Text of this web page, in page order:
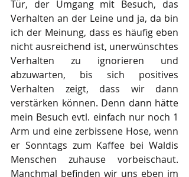
Tür, der Umgang mit Besuch, das
Verhalten an der Leine und ja, da bin
ich der Meinung, dass es häufig eben
nicht ausreichend ist, unerwünschtes
Verhalten zu ignorieren und
abzuwarten, bis sich positives
Verhalten zeigt, dass wir dann
verstärken können. Denn dann hätte
mein Besuch evtl. einfach nur noch 1
Arm und eine zerbissene Hose, wenn
er Sonntags zum Kaffee bei Waldis
Menschen zuhause vorbeischaut.
Manchmal befinden wir uns eben im